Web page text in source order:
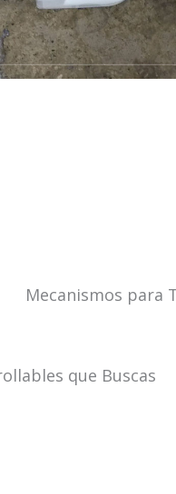
Mecanismos para
que Buscas